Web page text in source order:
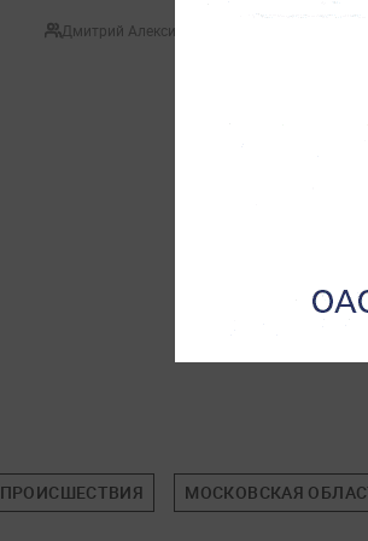
Дмитрий Алексиевич
ПРОИСШЕСТВИЯ МОСКОВСКАЯ